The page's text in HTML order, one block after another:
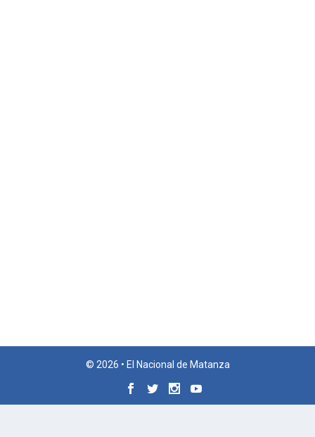
© 2026 • El Nacional de Matanza